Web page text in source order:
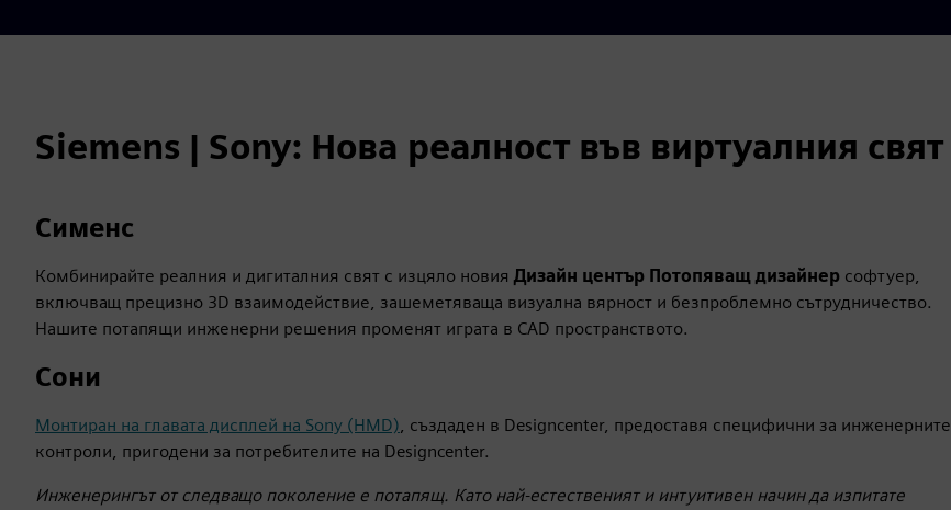
Siemens | Sony: Нова реалност във виртуалния свят
Сименс
Комбинирайте реалния и дигиталния свят с изцяло новия Дизайн център Потопяващ дизайнер софтуер,
включващ прецизно 3D взаимодействие, зашеметяваща визуална вярност и безпроблемно сътрудничество.
Нашите потапящи инженерни решения променят играта в CAD пространството.
Сони
Монтиран на главата дисплей на Sony (HMD), създаден в Designcenter, предоставя специфични за инженерните
контроли, пригодени за потребителите на Designcenter.
Инженерингът от следващо поколение е потапящ. Като най-естественият и интуитивен начин да изпитате